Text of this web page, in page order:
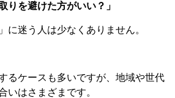
りを避けた方がいい？」
に迷う人は少なくありません。
るケースも多いですが、地域や世代
いはさまざまです。